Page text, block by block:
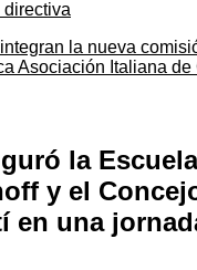
la nueva
Asociación Italiana de
la
y el
en una